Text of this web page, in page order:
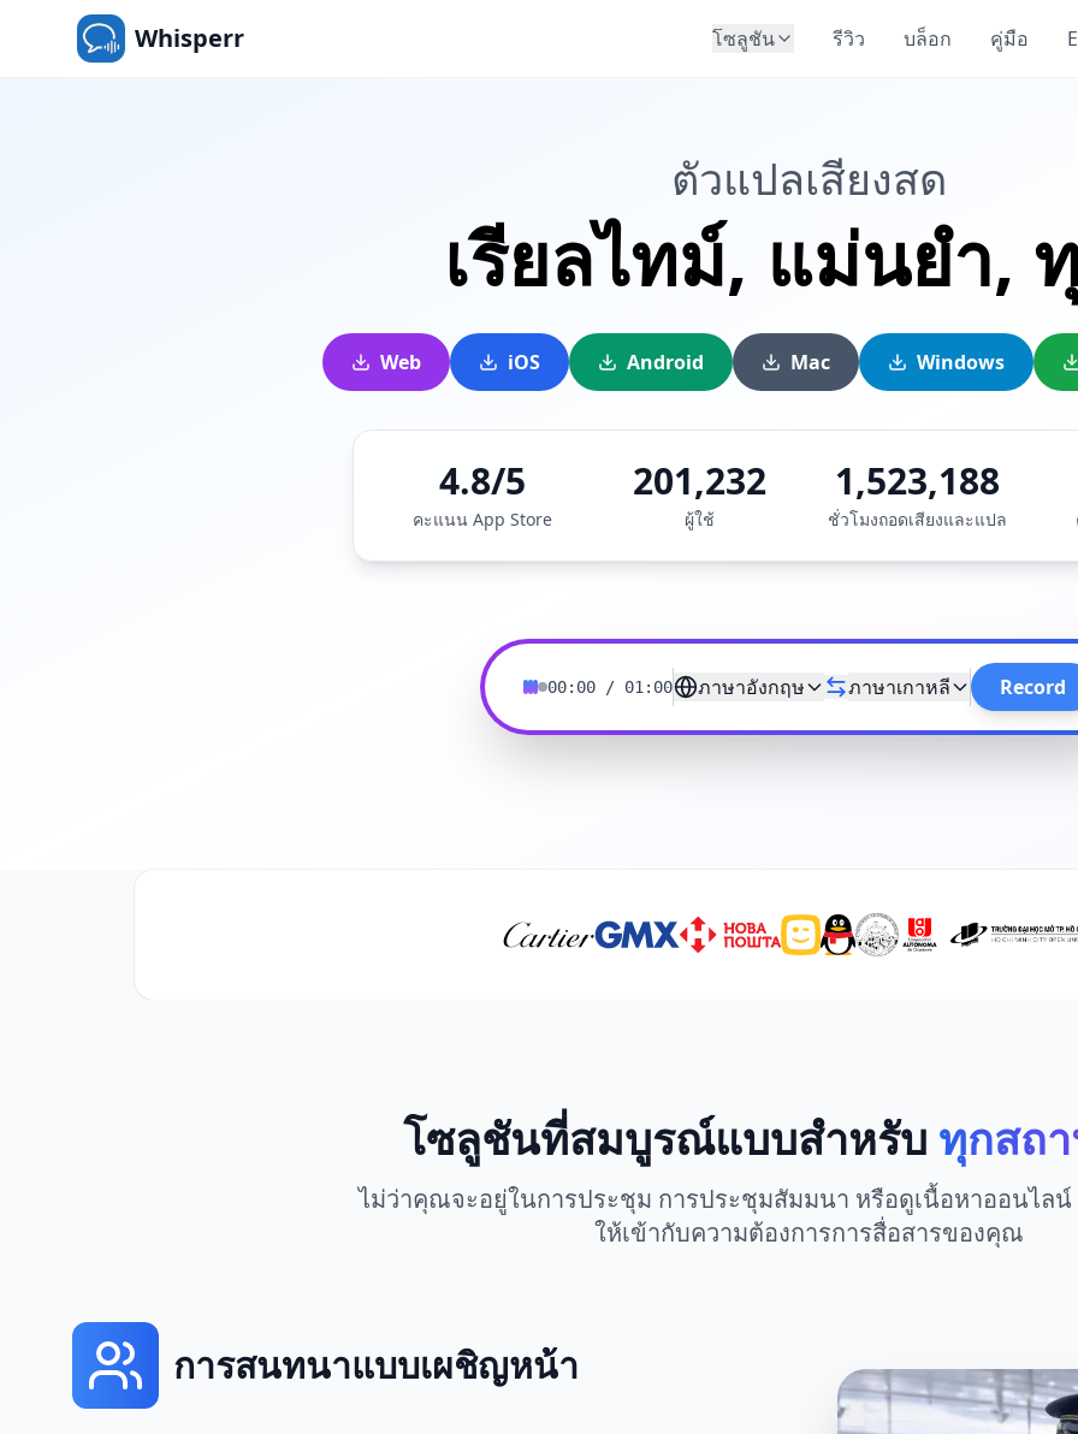
Whisperr โซลูชัน รีวิว บล็อก คู่มือ
ตัวแปลเสียงสด
เรียลไทม์, แม่นยำ,
Web iOS Android Mac Windows
4.8/5
คะแนน App Store
201,232
ผู้ใช้
1,523,188
ชั่วโมงถอดเสียงและแปล
00:00/ 01:00 ภาษาอังกฤษ ภาษาเกาหลี Record
โซลูชันที่สมบูรณ์แบบสำหรับ ทุกสถ
ไม่ว่าคุณจะอยู่ในการประชุม การประชุมสัมมนา หรือดูเนื้อหาออนไลน์
ให้เข้ากับความต้องการการสื่อสารของคุณ
การสนทนาแบบเผชิญหน้า